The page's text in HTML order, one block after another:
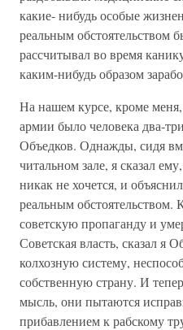
какие- нибудь особые
реальным обстоятельством
рассчитывал во время
каким-нибудь образом
На нашем курсе, кроме
армии было человека два-
Объедков. Однажды, сидя
читальном зале, я сказал
никак не хочется, и
реальным обстоятельством.
советскую пропаганду и
Советская власть, сказал я
колхозную систему,
собственную страну. И
мысль, они пытаются
прибавлением к рабскому